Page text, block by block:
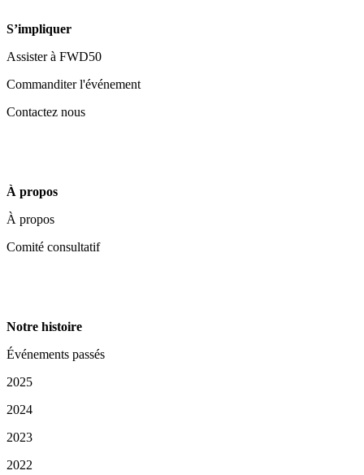
S’impliquer
Assister à FWD50
Commanditer l'événement
Contactez nous
À propos
À propos
Comité consultatif
Notre histoire
Événements passés
2025
2024
2023
2022